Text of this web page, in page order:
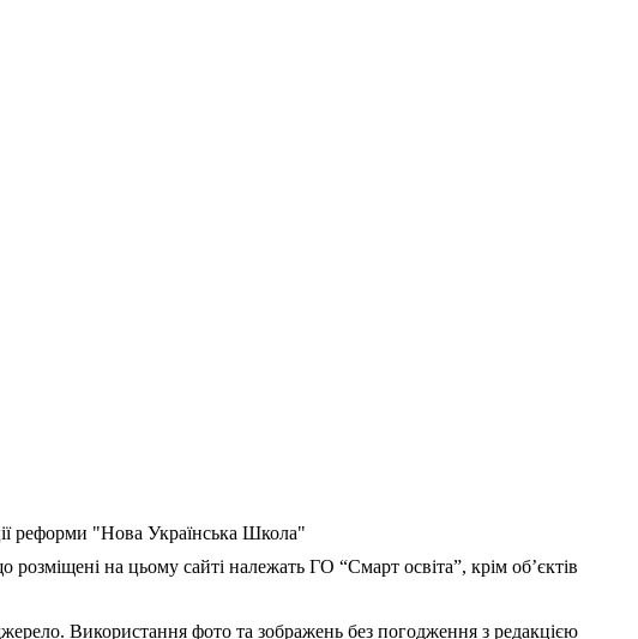
реформи "Нова Українська Школа"
на цьому сайті належать ГО “Смарт освіта”, крім об’єктів
Використання фото та зображень без погодження з редакцією